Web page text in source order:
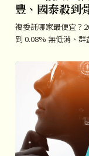
豐、國泰殺到
複委託哪家最便宜？
到 0.08% 無低消、